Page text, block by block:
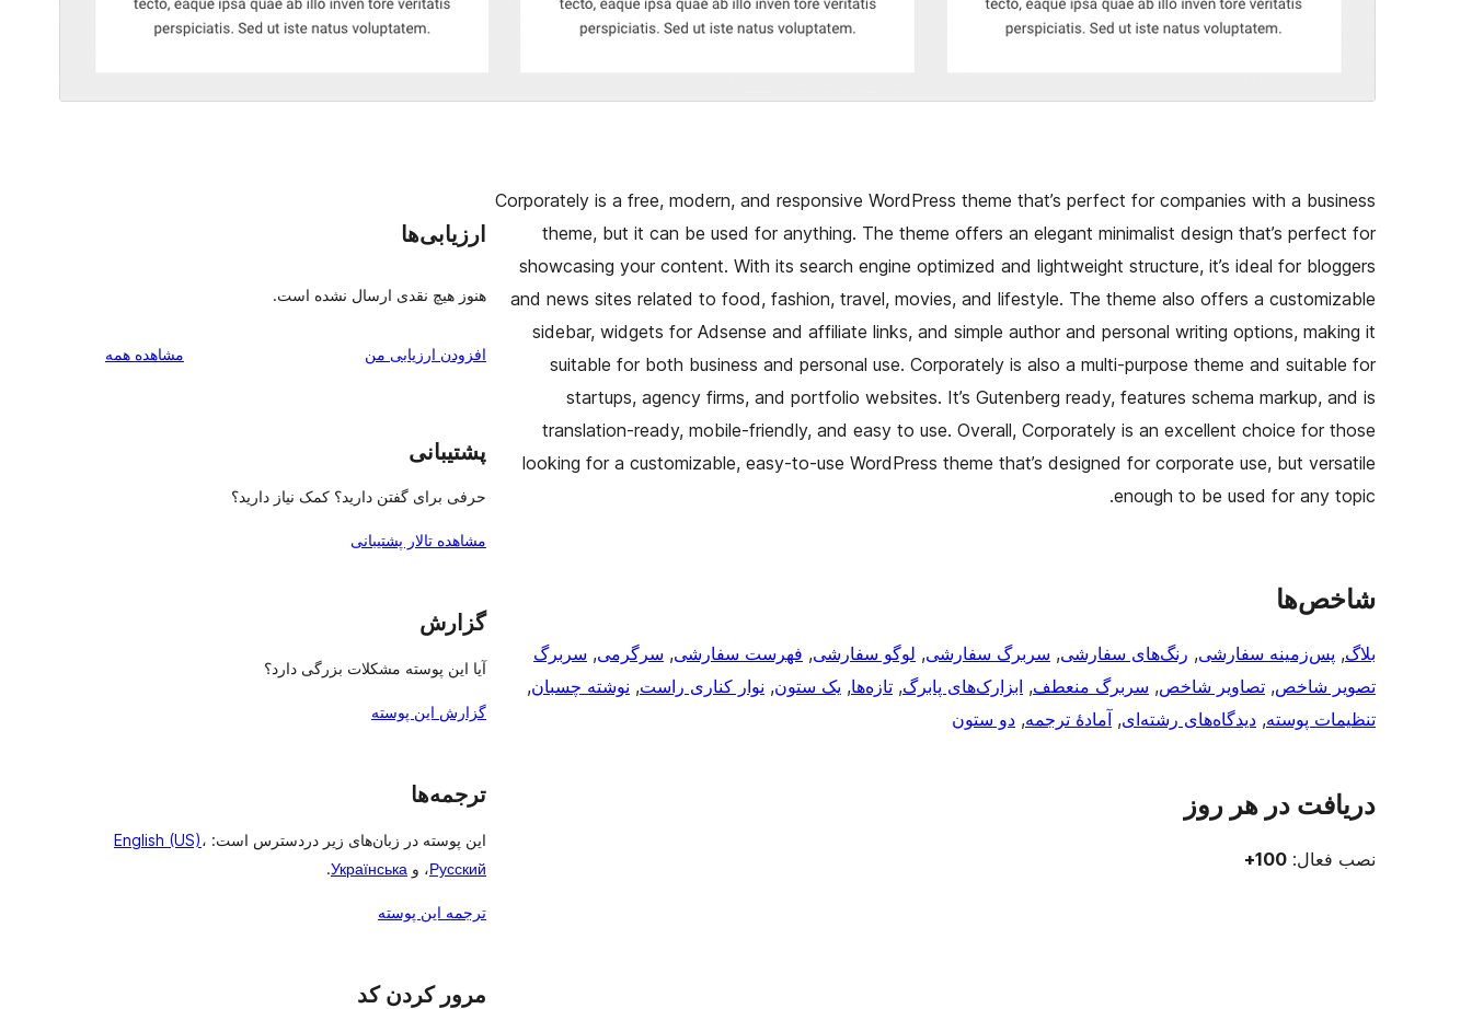
Corporately is a free, modern, and responsive WordPress theme that’s perfect for companies with a business
theme, but it can be used for anything. The theme offers an elegant minimalist design that’s perfect for
showcasing your content. With its search engine optimized and lightweight structure, it’s ideal for bloggers
and news sites related to food, fashion, travel, movies, and lifestyle. The theme also offers a customizable
sidebar, widgets for Adsense and affiliate links, and simple author and personal writing options, making it
suitable for both business and personal use. Corporately is also a multi-purpose theme and suitable for
startups, agency firms, and portfolio websites. It’s Gutenberg ready, features schema markup, and is
translation-ready, mobile-friendly, and easy to use. Overall, Corporately is an excellent choice for those
looking for a customizable, easy-to-use WordPress theme that’s designed for corporate use, but versatile
enough to be used for any topic.
شاخص‌ها
بلاگ, پس‌زمینه سفارشی, رنگ‌های سفارشی, سربرگ سفارشی, لوگو سفارشی, فهرست سفارشی, سرگرمی, سربرگ
تصویر شاخص, تصاویر شاخص, سربرگ منعطف, ابزارک‌های پابرگ, تازه‌ها, یک ستون, نوار کناری راست, نوشته چسبان,
تنظیمات پوسته, دیدگاه‌های رشته‌ای, آمادهٔ ترجمه, دو ستون
دریافت در هر روز
نصب فعال: 100+
ارزیابی‌ها
هنوز هیچ نقدی ارسال نشده است.
افزودن ارزیابی من مشاهده همه
پشتیبانی
حرفی برای گفتن دارید؟ کمک نیاز دارید؟
مشاهده تالار پشتیبانی
گزارش
آیا این پوسته مشکلات بزرگی دارد؟
گزارش این پوسته
ترجمه‌ها
این پوسته در زبان‌های زیر دردسترس است: English (US)،
Русский، و Українська
.
ترجمه این پوسته
مرور کردن کد